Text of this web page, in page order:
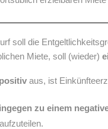
soll die
Miete, soll (wieder)
aus, ist
zu einem